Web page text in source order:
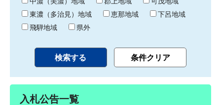
東濃（多治見）地域
恵那地域
下呂地域
飛騨地域
県外
入札公告一覧